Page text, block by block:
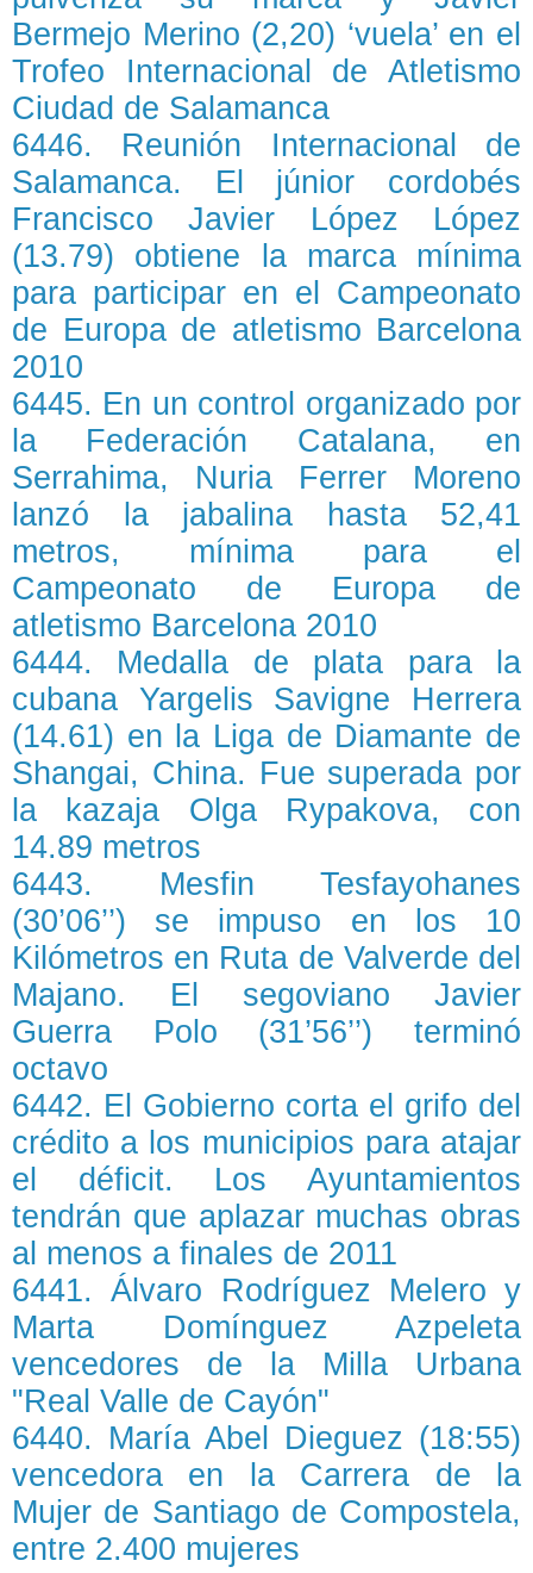
Bermejo Merino (2,20) ‘vuela’ en el
Trofeo Internacional de Atletismo
Ciudad de Salamanca
6446. Reunión Internacional de
Salamanca. El júnior cordobés
Francisco Javier López López
(13.79) obtiene la marca mínima
para participar en el Campeonato
de Europa de atletismo Barcelona
2010
6445. En un control organizado por
la Federación Catalana, en
Serrahima, Nuria Ferrer Moreno
lanzó la jabalina hasta 52,41
metros, mínima para el
Campeonato de Europa de
atletismo Barcelona 2010
6444. Medalla de plata para la
cubana Yargelis Savigne Herrera
(14.61) en la Liga de Diamante de
Shangai, China. Fue superada por
la kazaja Olga Rypakova, con
14.89 metros
6443. Mesfin Tesfayohanes
(30’06’’) se impuso en los 10
Kilómetros en Ruta de Valverde del
Majano. El segoviano Javier
Guerra Polo (31’56’’) terminó
octavo
6442. El Gobierno corta el grifo del
crédito a los municipios para atajar
el déficit. Los Ayuntamientos
tendrán que aplazar muchas obras
al menos a finales de 2011
6441. Álvaro Rodríguez Melero y
Marta Domínguez Azpeleta
vencedores de la Milla Urbana
"Real Valle de Cayón"
6440. María Abel Dieguez (18:55)
vencedora en la Carrera de la
Mujer de Santiago de Compostela,
entre 2.400 mujeres